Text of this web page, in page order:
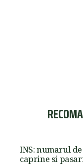
INS: numarul
caprine si